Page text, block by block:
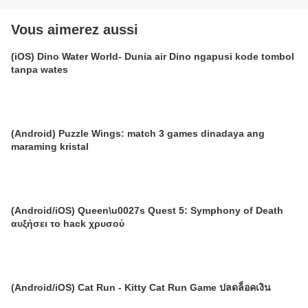
Vous aimerez aussi
(iOS) Dino Water World- Dunia air Dino ngapusi kode tombol
tanpa wates
(Android) Puzzle Wings: match 3 games dinadaya ang
maraming kristal
(Android/iOS) Queen\u0027s Quest 5: Symphony of Death
αυξήσει το hack χρυσού
(Android/iOS) Cat Run - Kitty Cat Run Game ปลดล็อคเงิน